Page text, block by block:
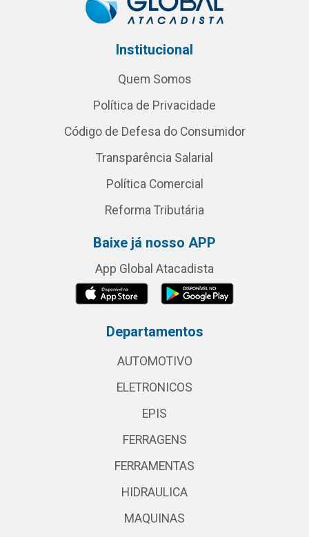
Institucional
Quem Somos
Política de Privacidade
Código de Defesa do Consumidor
Transparência Salarial
Política Comercial
Reforma Tributária
Baixe já nosso APP
App Global Atacadista
Departamentos
AUTOMOTIVO
ELETRONICOS
EPIS
FERRAGENS
FERRAMENTAS
HIDRAULICA
MAQUINAS